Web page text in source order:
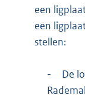
een
een
stellen:
-
De